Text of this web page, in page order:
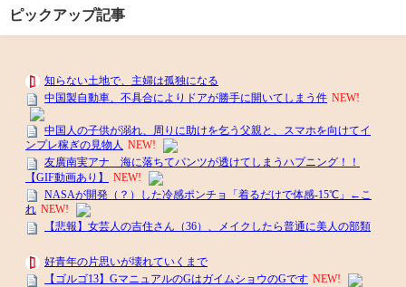
ピックアップ記事